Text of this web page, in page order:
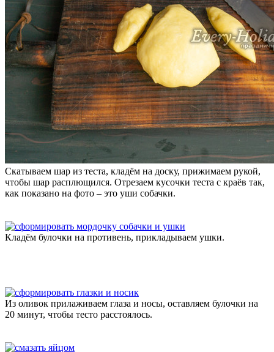
Скатываем шар из теста, кладём на доску, прижимаем рукой,
чтобы шар расплющился. Отрезаем кусочки теста с краёв так,
как показано на фото – это уши собачки.
Кладём булочки на противень, прикладываем ушки.
Из оливок прилаживаем глаза и носы, оставляем булочки на
20 минут, чтобы тесто расстоялось.